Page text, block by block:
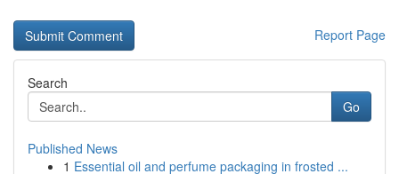
Report Page
Search
Go
Published News
1 Essential oil and perfume packaging in frosted ...